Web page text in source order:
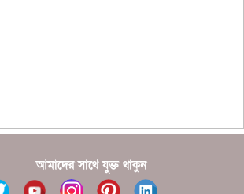
????? ?????? ???? ???? ?????
আমাদের সাথে যুক্ত থাকুন